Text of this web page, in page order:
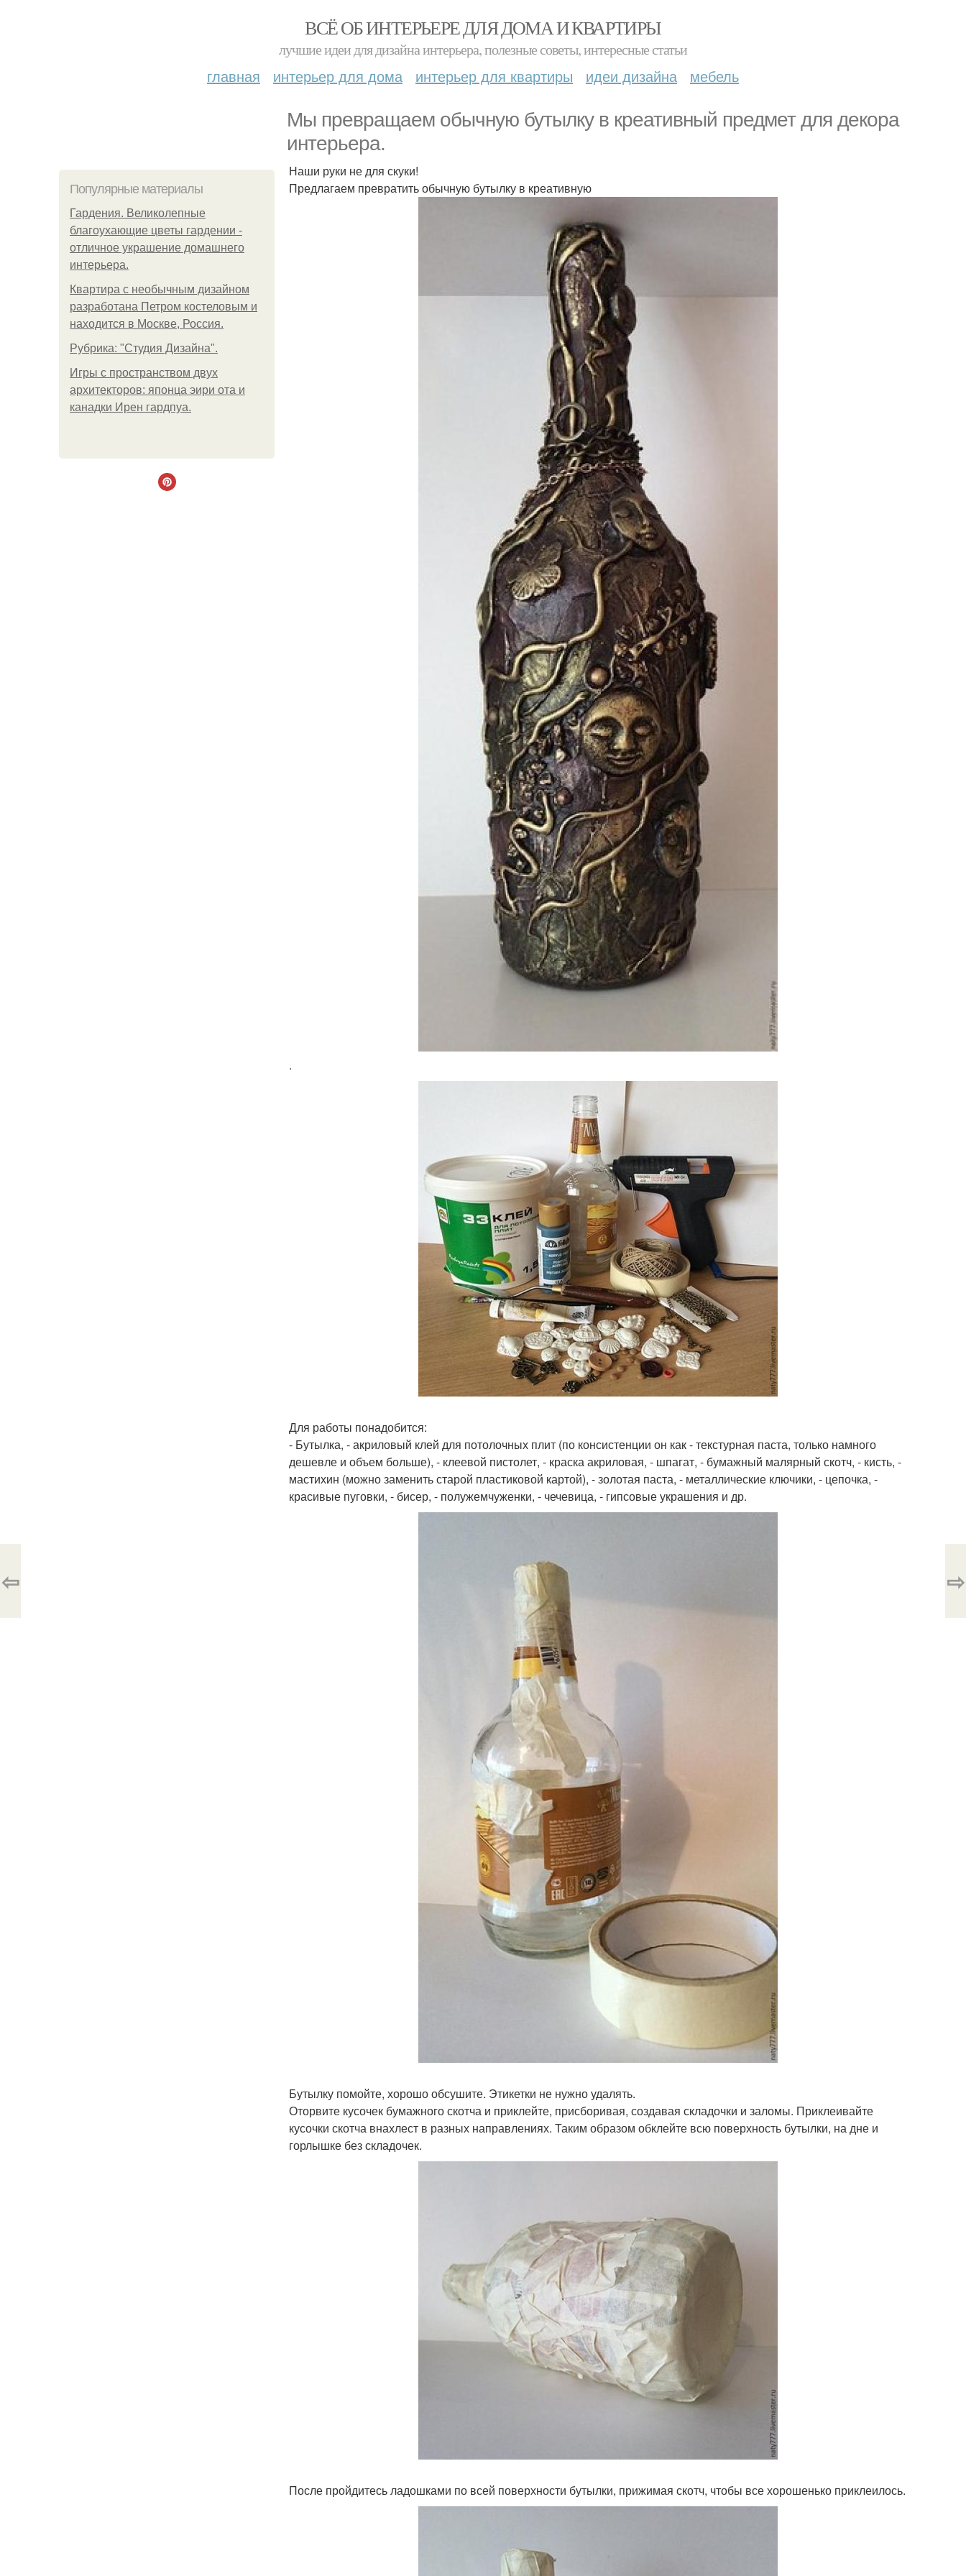
ВСЁ ОБ ИНТЕРЬЕРЕ ДЛЯ ДОМА И КВАРТИРЫ
лучшие идеи для дизайна интерьера, полезные советы, интересные статьи
главная интерьер для дома интерьер для квартиры идеи дизайна мебель
Мы превращаем обычную бутылку в креативный предмет для декора
интерьера.
Популярные материалы
Гардения. Великолепные
благоухающие цветы гардении -
отличное украшение домашнего
интерьера.
Квартира с необычным дизайном
разработана Петром костеловым и
находится в Москве, Россия.
Рубрика: "Студия Дизайна".
Игры с пространством двух
архитекторов: японца эири ота и
канадки Ирен гардпуа.
Наши руки не для скуки!
Предлагаем превратить обычную бутылку в креативную
.
Для работы понадобится:
- Бутылка, - акриловый клей для потолочных плит (по консистенции он как - текстурная паста, только намного
дешевле и объем больше), - клеевой пистолет, - краска акриловая, - шпагат, - бумажный малярный скотч, - кисть, -
мастихин (можно заменить старой пластиковой картой), - золотая паста, - металлические ключики, - цепочка, -
красивые пуговки, - бисер, - полужемчуженки, - чечевица, - гипсовые украшения и др.
Бутылку помойте, хорошо обсушите. Этикетки не нужно удалять.
Оторвите кусочек бумажного скотча и приклейте, присборивая, создавая складочки и заломы. Приклеивайте
кусочки скотча внахлест в разных направлениях. Таким образом обклейте всю поверхность бутылки, на дне и
горлышке без складочек.
После пройдитесь ладошками по всей поверхности бутылки, прижимая скотч, чтобы все хорошенько приклеилось.
⇦ ⇨